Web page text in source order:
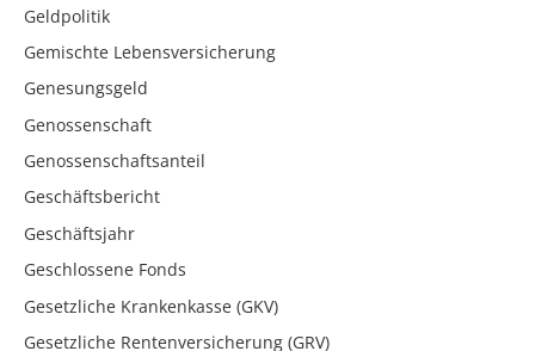
Geldpolitik
Gemischte Lebensversicherung
Genesungsgeld
Genossenschaft
Genossenschaftsanteil
Geschäftsbericht
Geschäftsjahr
Geschlossene Fonds
Gesetzliche Krankenkasse (GKV)
Gesetzliche Rentenversicherung (GRV)